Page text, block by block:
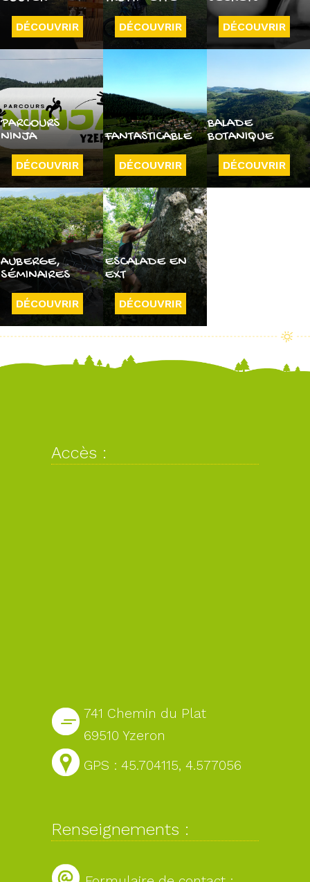
DÉCOUVRIR DÉCOUVRIR DÉCOUVRIR
PARCOURS
NINJA
DÉCOUVRIR
FANTASTICABLE
DÉCOUVRIR
BALADE
BOTANIQUE
DÉCOUVRIR
AUBERGE,
SÉMINAIRES
DÉCOUVRIR
ESCALADE EN
EXT
DÉCOUVRIR
Accès :
741 Chemin du Plat
69510 Yzeron
GPS : 45.704115, 4.577056
Renseignements :